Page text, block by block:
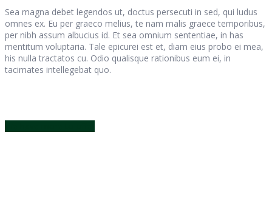
Sea magna debet legendos ut, doctus persecuti in sed, qui ludus
omnes ex. Eu per graeco melius, te nam malis graece temporibus,
per nibh assum albucius id. Et sea omnium sententiae, in has
mentitum voluptaria. Tale epicurei est et, diam eius probo ei mea,
his nulla tractatos cu. Odio qualisque rationibus eum ei, in
tacimates intellegebat quo.